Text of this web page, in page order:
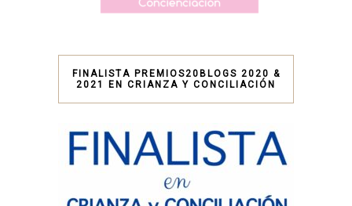
FINALISTA PREMIOS20BLOGS 2020 &
2021 EN CRIANZA Y CONCILIACIÓN